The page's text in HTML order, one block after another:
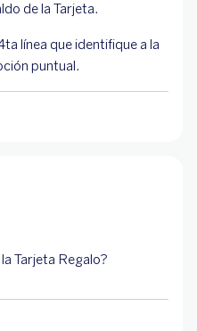
de la Tarjeta.
línea que identifique a la
puntual.
Tarjeta Regalo?